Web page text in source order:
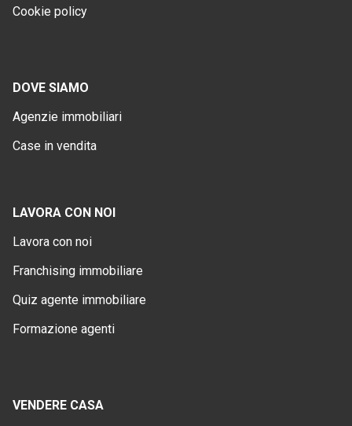
Cookie policy
DOVE SIAMO
Agenzie immobiliari
Case in vendita
LAVORA CON NOI
Lavora con noi
Franchising immobiliare
Quiz agente immobiliare
Formazione agenti
VENDERE CASA